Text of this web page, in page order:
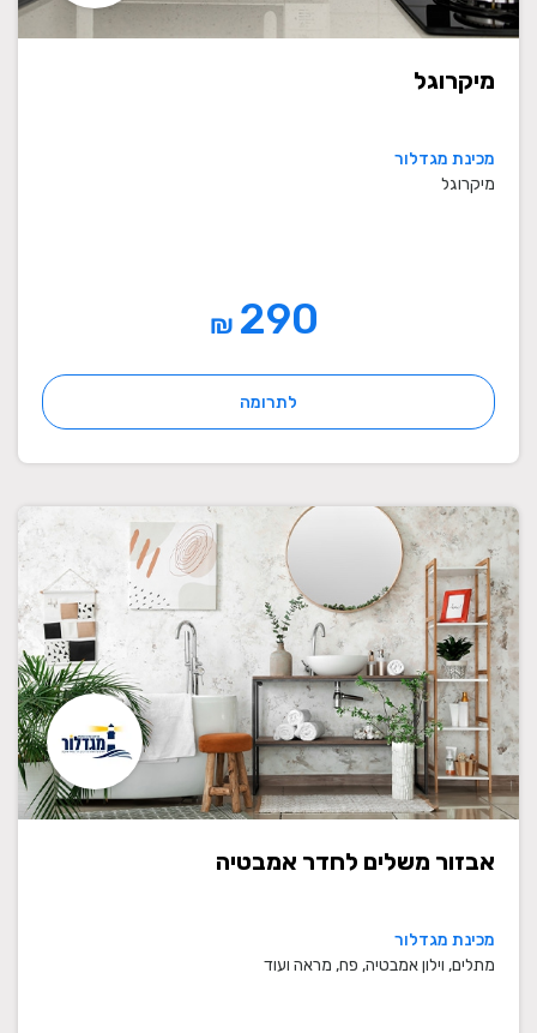
מיקרוגל
מכינת מגדלור
מיקרוגל
₪
לתרומה
אבזור משלים לחדר אמבטיה
מכינת מגדלור
מתלים, וילון אמבטיה, פח, מראה ועוד